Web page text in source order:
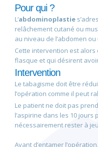
Pour qui ?
L’abdominoplastie
relâchement cutané ou
au niveau de l’abdomen
Cette intervention est
flasque et qui désirent
Intervention
Le tabagisme doit être
l’opération comme il peut
Le patient ne doit pas
l’aspirine dans les 10 jours
nécessairement rester à
Avant d’entamer